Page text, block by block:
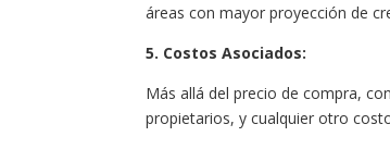
áreas con mayor proyección de
5. Costos Asociados:
Más allá del precio de compra,
propietarios, y cualquier otro